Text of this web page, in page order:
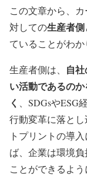
この文章から、
対しての生産者側
ていることがわか
生産者側は、 自
い活動であるの
く
、SDGsや
行動変革に落と
トプリントの導
ば、企業は環境
ことができるよう